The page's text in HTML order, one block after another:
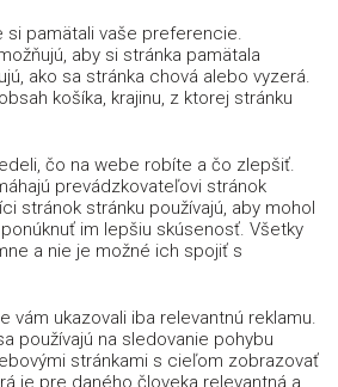
si pamätali vaše preferencie.
aby si stránka pamätala
ako sa stránka chová alebo vyzerá.
košíka, krajinu, z ktorej stránku
čo na webe robíte a čo zlepšiť.
prevádzkovateľovi stránok
stránok stránku používajú, aby mohol
im lepšiu skúsenosť. Všetky
a nie je možné ich spojiť s
vám ukazovali iba relevantnú reklamu.
používajú na sledovanie pohybu
stránkami s cieľom zobrazovať
je pre daného človeka relevantná a